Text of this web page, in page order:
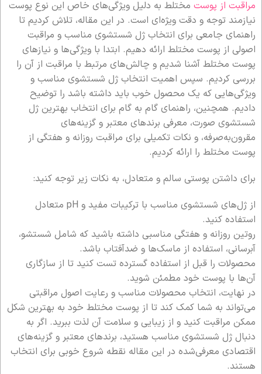
مراقبت از پوست مختلط به دلیل ویژگی‌های خاص این نوع پوست
نیازمند توجه و دقت ویژه‌ای است. در این مقاله، تلاش کردیم تا
راهنمای جامعی برای انتخاب ژل شستشوی مناسب و مراقبت
اصولی از پوست مختلط ارائه دهیم. ابتدا با ویژگی‌ها و نیازهای
پوست مختلط آشنا شدیم و چالش‌های مرتبط با مراقبت از آن را
بررسی کردیم. سپس اهمیت انتخاب ژل شستشوی مناسب و
ویژگی‌هایی که یک محصول خوب باید داشته باشد را توضیح
دادیم. همچنین، راهنمای گام به گام برای انتخاب بهترین ژل
شستشوی صورت، معرفی برندهای معتبر و گزینه‌های
مقرون‌به‌صرفه، و نکات تکمیلی برای مراقبت روزانه و هفتگی از
پوست مختلط را ارائه کردیم.
برای داشتن پوستی سالم و متعادل، به نکات زیر توجه کنید:
از ژل‌های شستشوی مناسب با ترکیبات مفید و pH متعادل
استفاده کنید.
روتین روزانه و هفتگی مناسبی داشته باشید که شامل شستشو،
آبرسانی، استفاده از ماسک‌ها و ضدآفتاب باشد.
محصولات را قبل از استفاده گسترده تست کنید تا از سازگاری
آن‌ها با پوست خود مطمئن شوید.
در نهایت، انتخاب محصولات مناسب و رعایت اصول مراقبتی
می‌تواند به شما کمک کند تا از پوست مختلط خود به بهترین شکل
ممکن مراقبت کنید و از زیبایی و سلامت آن لذت ببرید. اگر به
دنبال ژل شستشوی مناسب هستید، برندهای معتبر و گزینه‌های
اقتصادی معرفی‌شده در این مقاله نقطه شروع خوبی برای انتخاب
هستند.